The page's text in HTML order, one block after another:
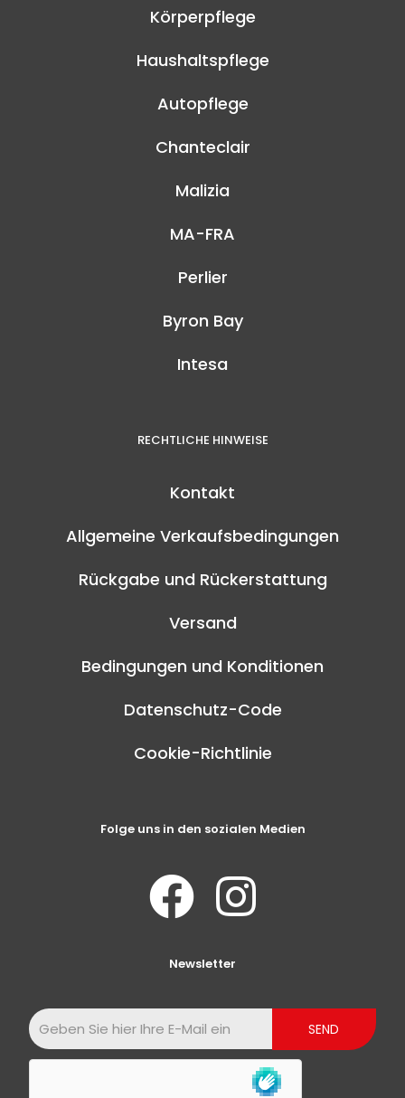
Körperpflege
Haushaltspflege
Autopflege
Chanteclair
Malizia
MA-FRA
Perlier
Byron Bay
Intesa
RECHTLICHE HINWEISE
Kontakt
Allgemeine Verkaufsbedingungen
Rückgabe und Rückerstattung
Versand
Bedingungen und Konditionen
Datenschutz-Code
Cookie-Richtlinie
Folge uns in den sozialen Medien
Newsletter